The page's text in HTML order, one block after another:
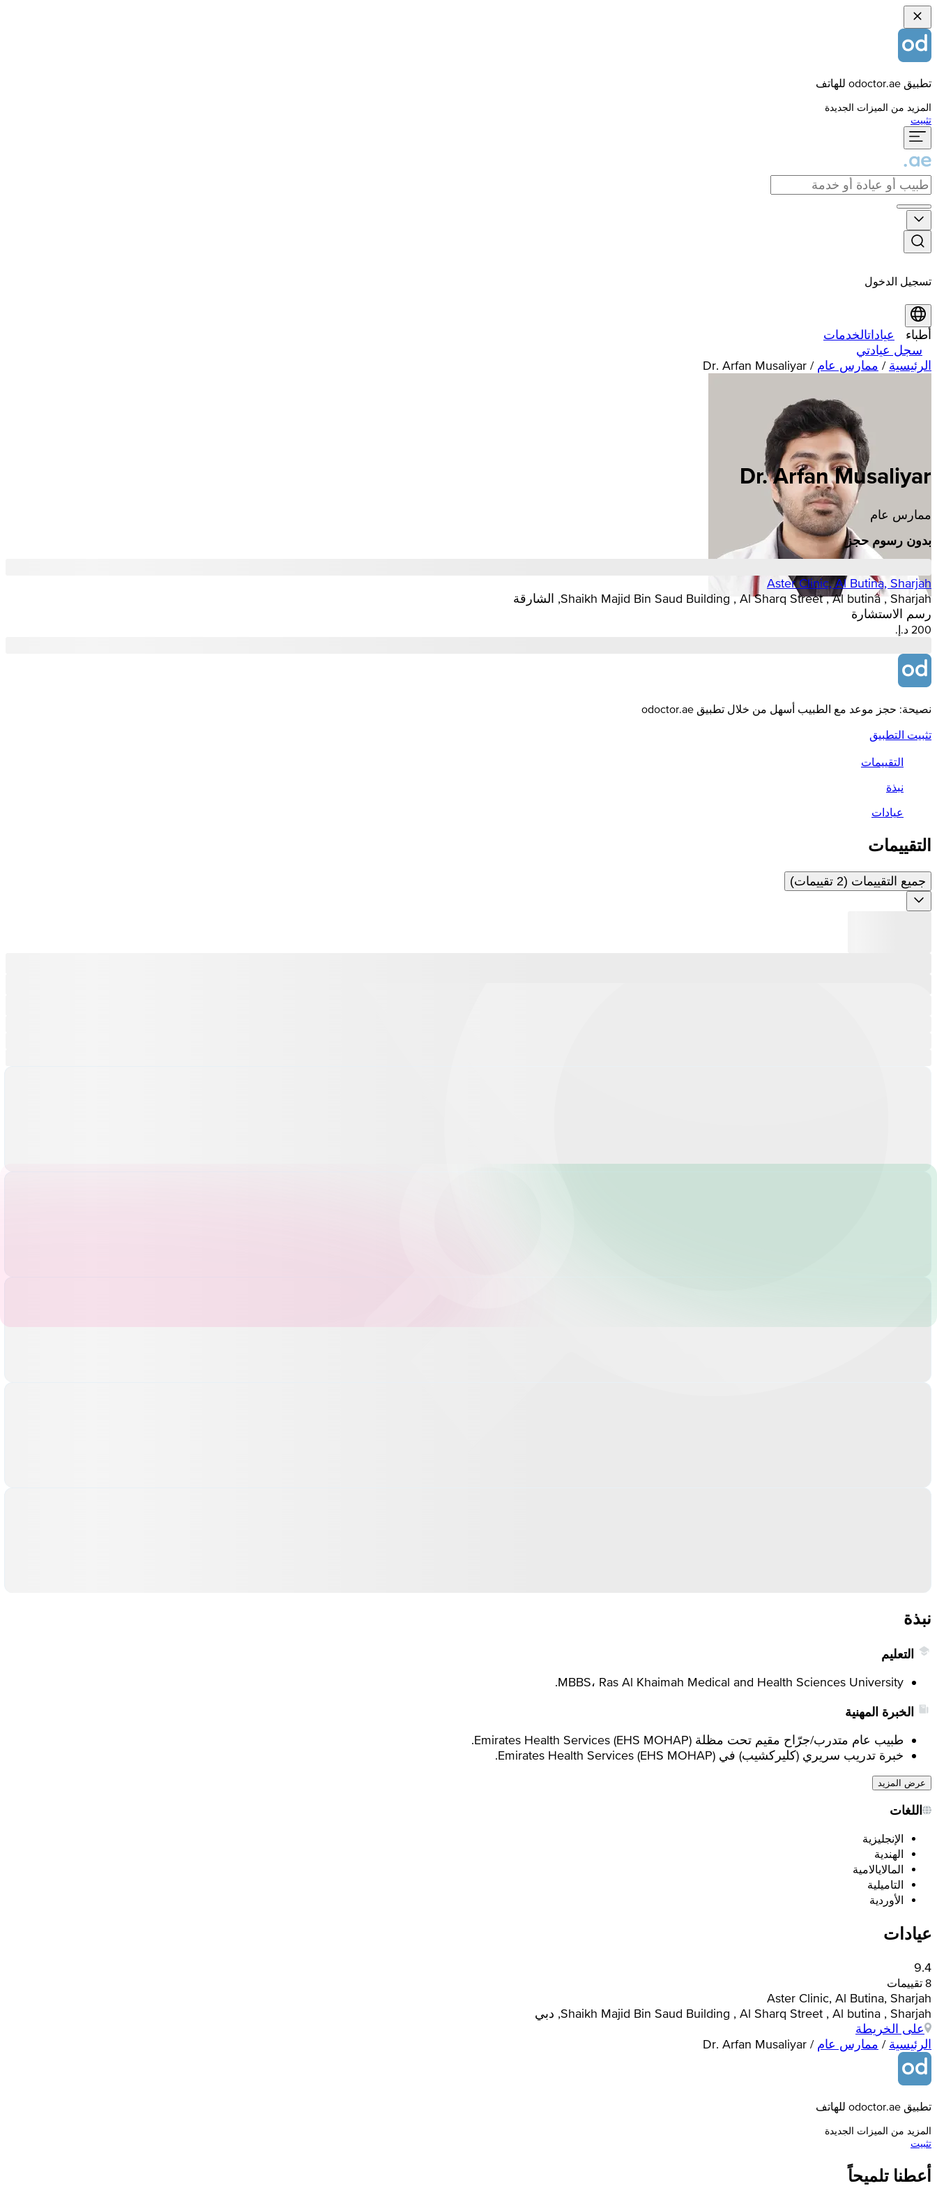
تطبيق odoctor.ae للهاتف
المزيد من الميزات الجديدة
تثبيت
تسجيل الدخول
أطباء عياداتالخدمات
سجل عيادتي
الرئيسية / ممارس عام /
Dr. Arfan Musaliyar
Dr. Arfan Musaliyar
ممارس عام
بدون رسوم حجز
Aster Clinic, Al Butina, Sharjah
Shaikh Majid Bin Saud Building , Al Sharq Street , Al butina , Sharjah, الشارقة
رسم الاستشارة
نصيحة: حجز موعد مع الطبيب أسهل من خلال تطبيق odoctor.ae
تثبيت التطبيق
التقييمات
نبذة
عيادات
التقييمات
جميع التقييمات (2 تقييمات)
نبذة
التعليم
MBBS، Ras Al Khaimah Medical and Health Sciences University.
الخبرة المهنية
طبيب عام متدرب/جرّاح مقيم تحت مظلة Emirates Health Services (EHS MOHAP).
خبرة تدريب سريري (كليركشيب) في Emirates Health Services (EHS MOHAP).
عرض المزيد
اللغات
الإنجليزية
الهندية
المالايالامية
التاميلية
الأوردية
عيادات
9.4
8 تقييمات
Aster Clinic, Al Butina, Sharjah
Shaikh Majid Bin Saud Building , Al Sharq Street , Al butina , Sharjah, دبي
على الخريطة
الرئيسية / ممارس عام /
Dr. Arfan Musaliyar
تطبيق odoctor.ae للهاتف
المزيد من الميزات الجديدة
تثبيت
أعطنا تلميحاً